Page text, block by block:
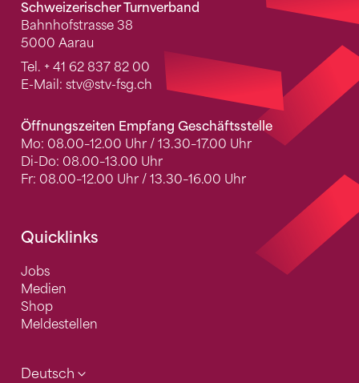
Schweizerischer Turnverband
Bahnhofstrasse 38
5000 Aarau
Tel. + 41 62 837 82 00
E-Mail: stv@stv-fsg.ch
Öffnungszeiten Empfang Geschäftsstelle
Mo: 08.00–12.00 Uhr / 13.30–17.00 Uhr
Di-Do: 08.00–13.00 Uhr
Fr: 08.00–12.00 Uhr / 13.30–16.00 Uhr
Quicklinks
Jobs
Medien
Shop
Meldestellen
Deutsch